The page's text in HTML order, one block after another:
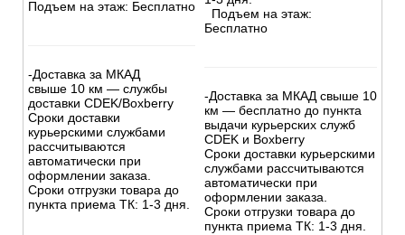
Подъем на этаж: Бесплатно
-Доставка за МКАД
свыше 10 км — службы
доставки CDEK/Boxberry
Сроки доставки
курьерскими службами
рассчитываются
автоматически при
оформлении заказа.
Сроки отгрузки товара до
пункта приема ТК: 1-3 дня.
Подъем на этаж:
Бесплатно
-Доставка за МКАД свыше 10
км — бесплатно до пункта
выдачи курьерских служб
CDEK и Boxberry
Сроки доставки курьерскими
службами рассчитываются
автоматически при
оформлении заказа.
Сроки отгрузки товара до
пункта приема ТК: 1-3 дня.